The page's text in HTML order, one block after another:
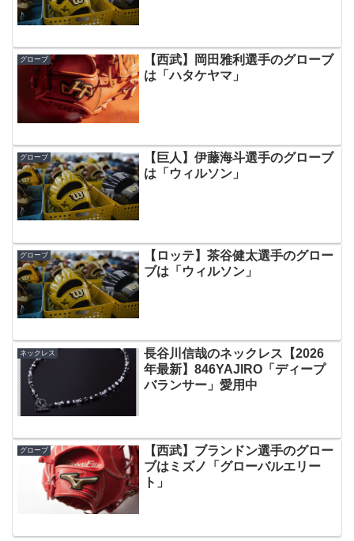
グローブ
【西武】岡田雅利選手のグローブ
は「ハタケヤマ」
グローブ
【巨人】伊藤海斗選手のグローブ
は「ウィルソン」
グローブ
【ロッテ】茶谷健太選手のグロー
ブは「ウィルソン」
ネックレス
長谷川信哉のネックレス【2026
年最新】846YAJIRO「ディープ
バランサー」愛用中
グローブ
【西武】ブランドン選手のグロー
ブはミズノ「グローバルエリー
ト」